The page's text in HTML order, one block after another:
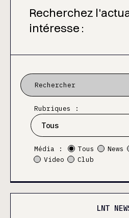
Recherchez
intéresse :
Rubriques :
Média : Tous News
Video
Club
LNT